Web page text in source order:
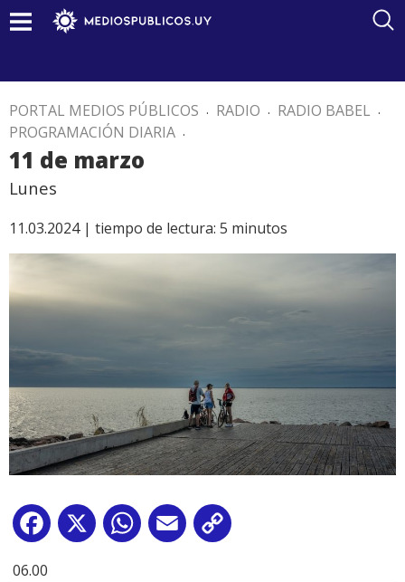
PORTAL MEDIOS PÚBLICOS . RADIO . RADIO BABEL .
PROGRAMACIÓN DIARIA .
11 de marzo
Lunes
11.03.2024 | tiempo de lectura: 5 minutos
Facebook
X WhatsApp
Email
06.00